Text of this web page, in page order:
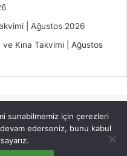
| Ağustos 2026
Kına Takvimi | Ağustos
|
Jannah Theme by
sunabilmemiz için çerezleri
ederseniz, bunu kabul